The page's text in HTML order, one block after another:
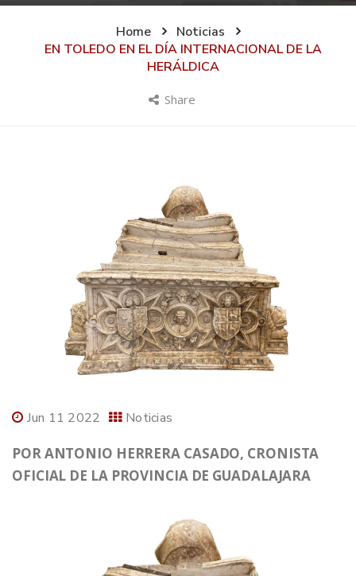
Home
Noticias
EN TOLEDO EN EL DÍA INTERNACIONAL DE LA
HERÁLDICA
Share
Jun 11 2022 Noticias
POR ANTONIO HERRERA CASADO, CRONISTA
OFICIAL DE LA PROVINCIA DE GUADALAJARA